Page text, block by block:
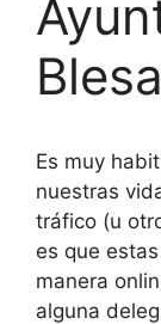
Blesa
Es muy
nuestras
tráfico (u
es que
manera
alguna